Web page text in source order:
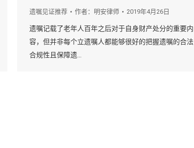
遗嘱见证推荐 作者： 明安律师 2019年4月26日
遗嘱记载了老年人百年之后对于自身财产处分的重要内
容，但并非每个立遗嘱人都能够很好的把握遗嘱的合法
合规性且保障遗…